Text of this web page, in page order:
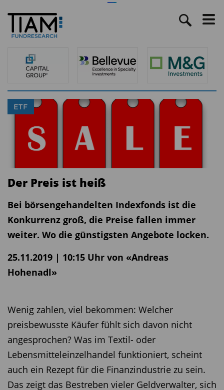
ETF
Der Preis ist heiß
Bei börsengehandelten Indexfonds ist die
Konkurrenz groß, die Preise fallen immer
weiter. Wo die günstigsten Angebote locken.
25.11.2019 | 10:15 Uhr von «Andreas
Hohenadl»
Wenig zahlen, viel bekommen: Welcher
preisbewusste Käufer fühlt sich davon nicht
angesprochen? Was im Textil- oder
Lebensmitteleinzelhandel funktioniert, scheint
auch ein Rezept für die Finanzindustrie zu sein.
Das zeigt das Bestreben vieler Geldverwalter, sich